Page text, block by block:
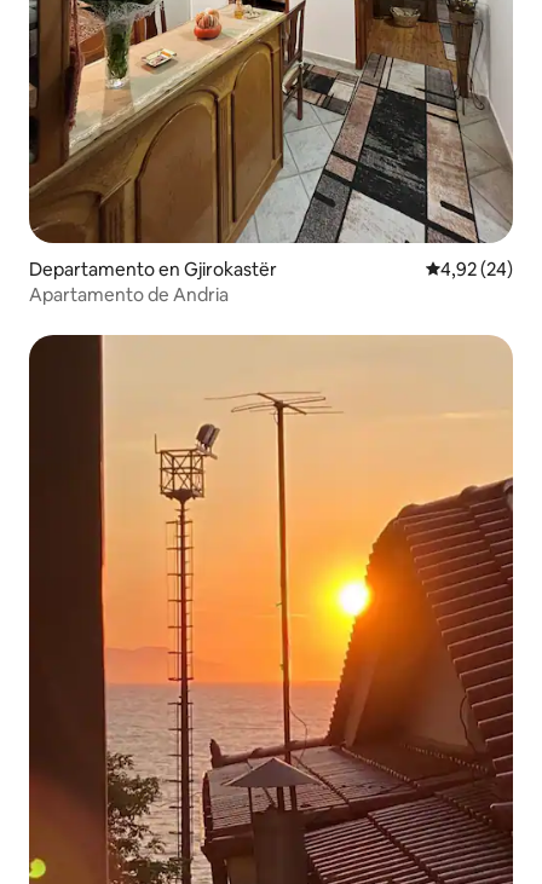
Departamento en Gjirokastër Calificación
4,92 (24)
Apartamento de Andria